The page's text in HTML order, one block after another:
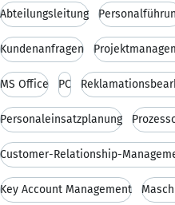
Abteilungsleitung
Kundenanfragen
MS Office PC
Personaleinsatzplanung
Customer-Relationship-
Key Account Management